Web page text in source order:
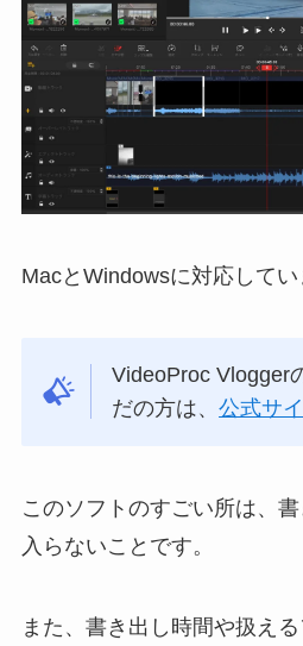
MacとWindowsに対応してい
VideoProc Vlogger
だの方は、公式サ
このソフトのすごい所は、
入らないことです。
また、書き出し時間や扱え